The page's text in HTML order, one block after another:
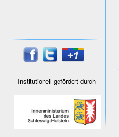
Institutionell gefördert durch